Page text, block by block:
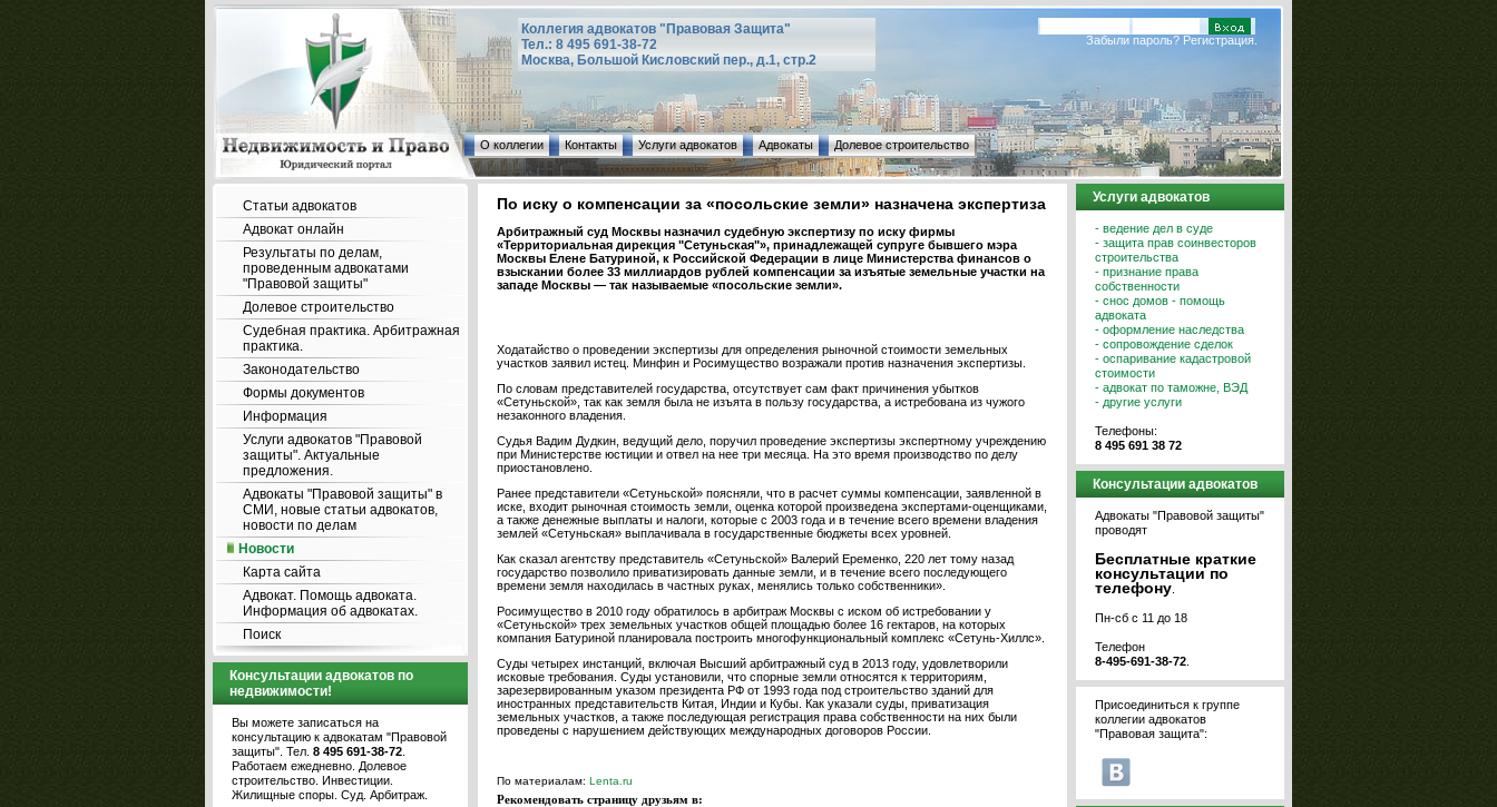
Коллегия адвокатов "Правовая Защита"
Тел.: 8 495 691-38-72
Москва, Большой Кисловский пер., д.1, стр.2
Забыли пароль? Регистрация.
О коллегии Контакты Услуги адвокатов Адвокаты Долевое строительство
Статьи адвокатов
Адвокат онлайн
Результаты по делам,
проведенным адвокатами
"Правовой защиты"
Долевое строительство
Судебная практика. Арбитражная
практика.
Законодательство
Формы документов
Информация
Услуги адвокатов "Правовой
защиты". Актуальные
предложения.
Адвокаты "Правовой защиты" в
СМИ, новые статьи адвокатов,
новости по делам
Новости
Карта сайта
Адвокат. Помощь адвоката.
Информация об адвокатах.
Поиск
Консультации адвокатов по
недвижимости!
Вы можете записаться на
консультацию к адвокатам "Правовой
защиты". Тел. 8 495 691-38-72
Работаем ежедневно. Долевое
строительство. Инвестиции.
Жилищные споры. Суд. Арбитраж.
По иску о компенсации за «посольские земли» назначена экспертиза
Арбитражный суд Москвы назначил судебную экспертизу по иску фирмы
«Территориальная дирекция "Сетуньская"», принадлежащей супруге бывшего мэра
Москвы Елене Батуриной, к Российской Федерации в лице Министерства финансов о
взыскании более 33 миллиардов рублей компенсации за изъятые земельные участки на
западе Москвы — так называемые «посольские земли».
Ходатайство о проведении экспертизы для определения рыночной стоимости земельных
участков заявил истец. Минфин и Росимущество возражали против назначения экспертизы.
По словам представителей государства, отсутствует сам факт причинения убытков
«Сетуньской», так как земля была не изъята в пользу государства, а истребована из чужого
незаконного владения.
Судья Вадим Дудкин, ведущий дело, поручил проведение экспертизы экспертному учреждению
при Министерстве юстиции и отвел на нее три месяца. На это время производство по делу
приостановлено.
Ранее представители «Сетуньской» поясняли, что в расчет суммы компенсации, заявленной в
иске, входит рыночная стоимость земли, оценка которой произведена экспертами-оценщиками,
а также денежные выплаты и налоги, которые с 2003 года и в течение всего времени владения
землей «Сетуньская» выплачивала в государственные бюджеты всех уровней.
Как сказал агентству представитель «Сетуньской» Валерий Еременко, 220 лет тому назад
государство позволило приватизировать данные земли, и в течение всего последующего
времени земля находилась в частных руках, менялись только собственники».
Росимущество в 2010 году обратилось в арбитраж Москвы с иском об истребовании у
«Сетуньской» трех земельных участков общей площадью более 16 гектаров, на которых
компания Батуриной планировала построить многофункциональный комплекс «Сетунь-Хиллс».
Суды четырех инстанций, включая Высший арбитражный суд в 2013 году, удовлетворили
исковые требования. Суды установили, что спорные земли относятся к территориям,
зарезервированным указом президента РФ от 1993 года под строительство зданий для
иностранных представительств Китая, Индии и Кубы. Как указали суды, приватизация
земельных участков, а также последующая регистрация права собственности на них были
проведены с нарушением действующих международных договоров России.
По материалам: Lenta.ru
Рекомендовать страницу друзьям в:
Услуги адвокатов
- ведение дел в суде
- защита прав соинвесторов
строительства
- признание права
собственности
- снос домов - помощь
адвоката
- оформление наследства
- сопровождение сделок
- оспаривание кадастровой
стоимости
- адвокат по таможне, ВЭД
- другие услуги
Телефоны:
8 495 691 38 72
Консультации адвокатов
Адвокаты "Правовой защиты"
проводят
Бесплатные краткие
консультации по
телефону
Пн-сб с 11 до 18
Телефон
8-495-691-38-72
Присоединиться к группе
коллегии адвокатов
"Правовая защита":